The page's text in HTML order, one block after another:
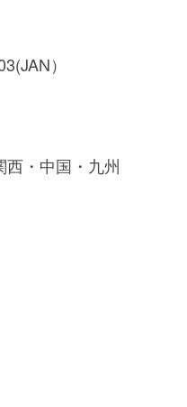
）
・中国・九州